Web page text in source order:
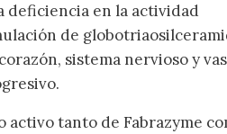
deficiencia en la actividad
de
sistema nervioso y
activo tanto de Fabrazyme